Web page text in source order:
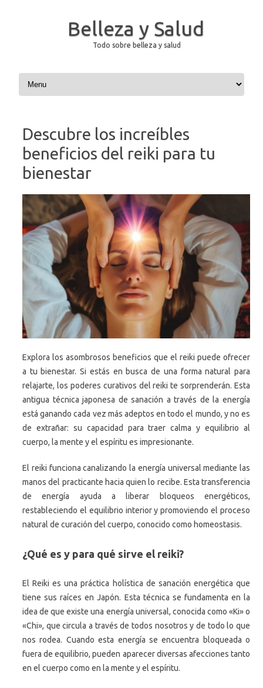
Belleza y Salud
Todo sobre belleza y salud
Saltar al contenido
Descubre los increíbles
beneficios del reiki para tu
bienestar
Explora los asombrosos beneficios que el reiki puede ofrecer
a tu bienestar. Si estás en busca de una forma natural para
relajarte, los poderes curativos del reiki te sorprenderán. Esta
antigua técnica japonesa de sanación a través de la energía
está ganando cada vez más adeptos en todo el mundo, y no es
de extrañar: su capacidad para traer calma y equilibrio al
cuerpo, la mente y el espíritu es impresionante.
El reiki funciona canalizando la energía universal mediante las
manos del practicante hacia quien lo recibe. Esta transferencia
de energía ayuda a liberar bloqueos energéticos,
restableciendo el equilibrio interior y promoviendo el proceso
natural de curación del cuerpo, conocido como homeostasis.
¿Qué es y para qué sirve el reiki?
El Reiki es una práctica holística de sanación energética que
tiene sus raíces en Japón. Esta técnica se fundamenta en la
idea de que existe una energía universal, conocida como «Ki» o
«Chi», que circula a través de todos nosotros y de todo lo que
nos rodea. Cuando esta energía se encuentra bloqueada o
fuera de equilibrio, pueden aparecer diversas afecciones tanto
en el cuerpo como en la mente y el espíritu.